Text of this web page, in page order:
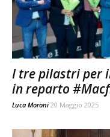
I tre pilastri per
in reparto
Luca Moroni 20 Maggio 2025